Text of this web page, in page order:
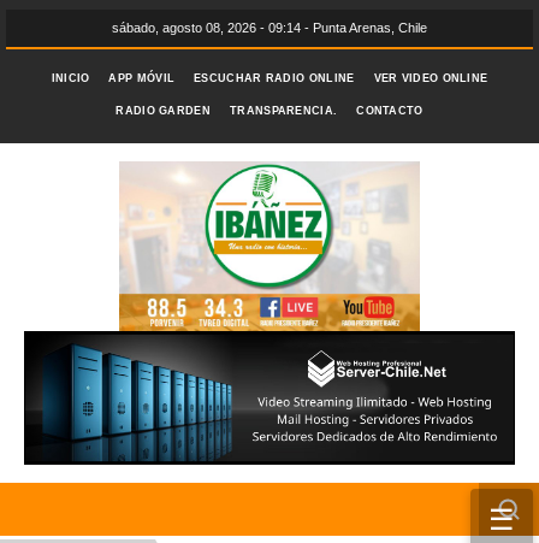
sábado, agosto 08, 2026 - 09:14 - Punta Arenas, Chile
INICIO APP MÓVIL ESCUCHAR RADIO ONLINE VER VIDEO ONLINE
RADIO GARDEN TRANSPARENCIA. CONTACTO
☰
INICIO